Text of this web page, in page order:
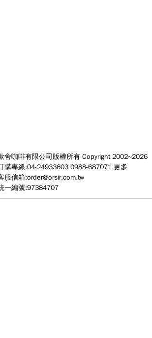
舍咖啡有限公司 版權所有 Copyright 2002~2026
購專線:04-24933603 0988-687071 更多
服信箱:order@orsir.com.tw
一編號:97384707